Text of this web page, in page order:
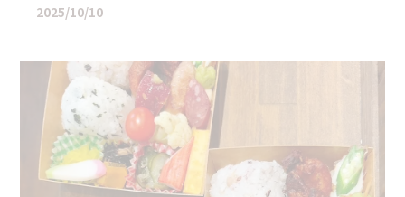
2025/10/10